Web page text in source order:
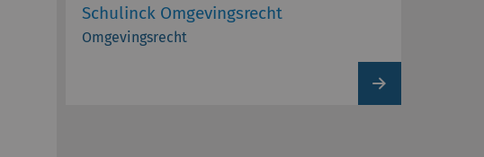
Schulinck Omgevingsrecht
Omgevingsrecht
product